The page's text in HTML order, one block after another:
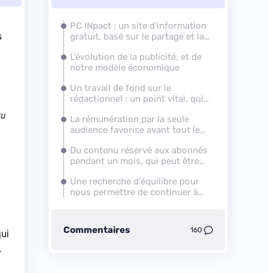
PC INpact : un site d'information
gratuit, basé sur le partage et la
L'évolution de la publicité, et de
notre modèle économique
Un travail de fond sur le
rédactionnel : un point vital, qui
La rémunération par la seule
audience favorise avant tout le
Du contenu réservé aux abonnés
pendant un mois, qui peut être
Une recherche d'équilibre pour
nous permettre de continuer à
Commentaires 160